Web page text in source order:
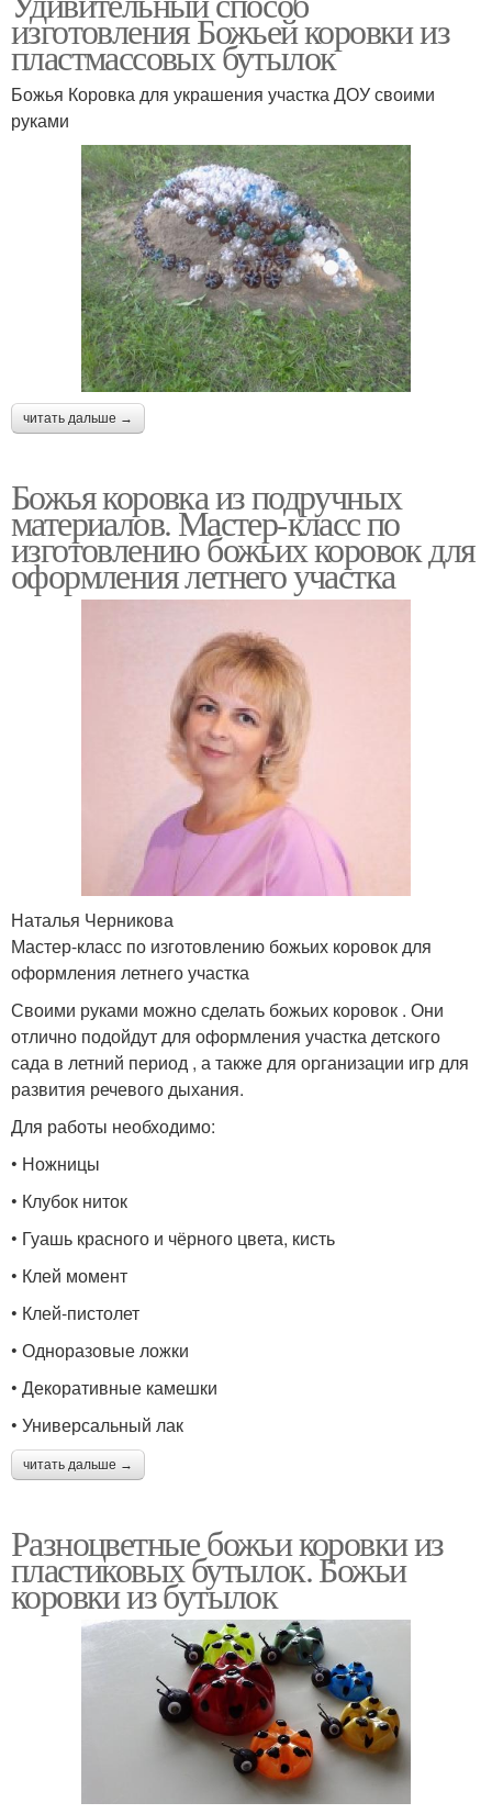
изготовления Божьей коровки из
пластмассовых бутылок
Божья Коровка для украшения участка ДОУ своими
руками
читать дальше →
Божья коровка из подручных
материалов. Мастер-класс по
изготовлению божьих коровок для
оформления летнего участка
Наталья Черникова
Мастер-класс по изготовлению божьих коровок для
оформления летнего участка
Своими руками можно сделать божьих коровок . Они
отлично подойдут для оформления участка детского
сада в летний период , а также для организации игр для
развития речевого дыхания.
Для работы необходимо:
• Ножницы
• Клубок ниток
• Гуашь красного и чёрного цвета, кисть
• Клей момент
• Клей-пистолет
• Одноразовые ложки
• Декоративные камешки
• Универсальный лак
читать дальше →
Разноцветные божьи коровки из
пластиковых бутылок. Божьи
коровки из бутылок